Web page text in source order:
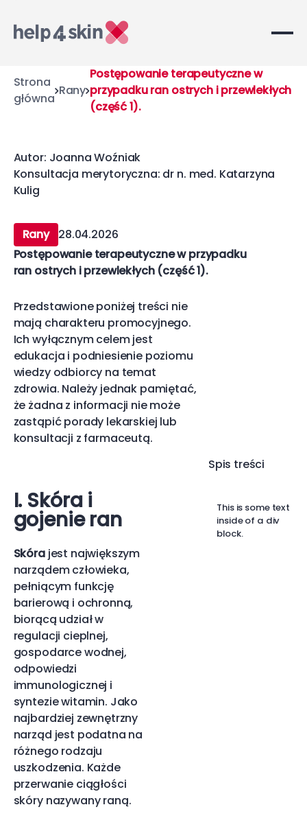
Strona
główna
Rany
Postępowanie terapeutyczne w
przypadku ran ostrych i przewlekłych
(część 1).
Autor: Joanna Woźniak
Konsultacja merytoryczna: dr n. med. Katarzyna
Kulig
Rany
28.04.2026
Postępowanie terapeutyczne w przypadku
ran ostrych i przewlekłych (część 1).
Przedstawione poniżej treści nie
mają charakteru promocyjnego.
Ich wyłącznym celem jest
edukacja i podniesienie poziomu
wiedzy odbiorcy na temat
zdrowia. Należy jednak pamiętać,
że żadna z informacji nie może
zastąpić porady lekarskiej lub
konsultacji z farmaceutą.
I. Skóra i
gojenie ran
Skórajest największym
narządem człowieka,
pełniącym funkcję
barierową i ochronną,
biorącą udział w
regulacji cieplnej,
gospodarce wodnej,
odpowiedzi
immunologicznej i
syntezie witamin. Jako
najbardziej zewnętrzny
narząd jest podatna na
różnego rodzaju
uszkodzenia. Każde
przerwanie ciągłości
skóry nazywany raną.
Spis treści
This is some text
inside of a div
block.